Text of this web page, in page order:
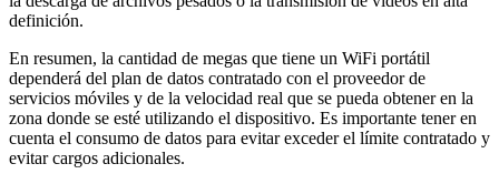
definición.
En resumen, la cantidad de megas que tiene un WiFi portátil
dependerá del plan de datos contratado con el proveedor de
servicios móviles y de la velocidad real que se pueda obtener en la
zona donde se esté utilizando el dispositivo. Es importante tener en
cuenta el consumo de datos para evitar exceder el límite contratado y
evitar cargos adicionales.